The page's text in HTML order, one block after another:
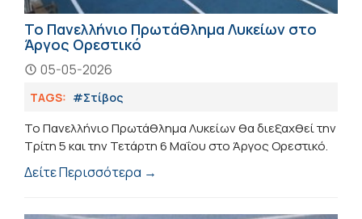
Το Πανελλήνιο Πρωτάθλημα Λυκείων στο
Άργος Ορεστικό
05-05-2026
TAGS: #Στίβος
Το Πανελλήνιο Πρωτάθλημα Λυκείων θα διεξαχθεί την
Τρίτη 5 και την Τετάρτη 6 Μαΐου στο Άργος Ορεστικό.
Δείτε Περισσότερα →